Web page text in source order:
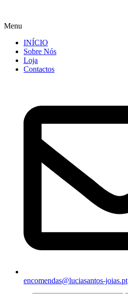
Menu
INÍCIO
Sobre Nós
Loja
Contactos
encomendas@luciasantos-joias.pt